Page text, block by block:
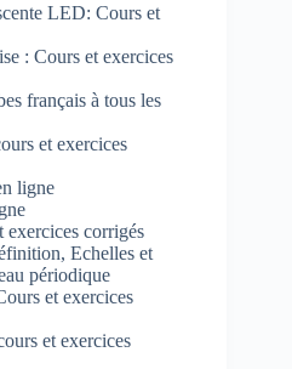
LED: Cours et
: Cours et exercices
français à tous les
et exercices
ligne
exercices corrigés
Echelles et
périodique
et exercices
et exercices